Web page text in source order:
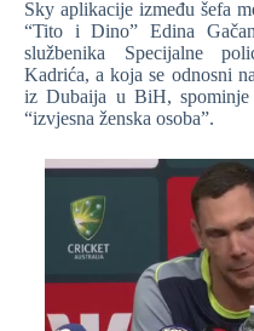
Sky aplikacije između šefa
“Tito i Dino” Edina
službenika Specijalne
Kadrića, a koja se odnosni
iz Dubaija u BiH,
“izvjesna ženska osoba”.